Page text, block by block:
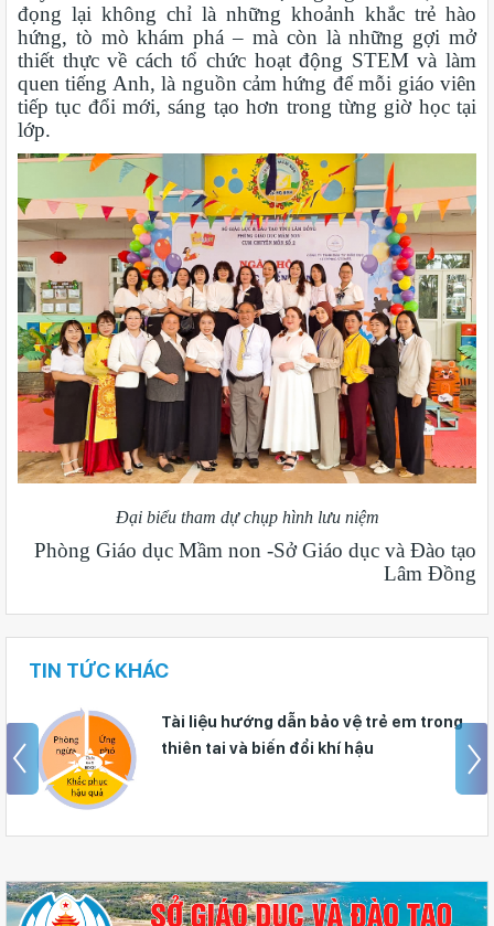
đọng lại không chỉ là những khoảnh khắc trẻ hào
hứng, tò mò khám phá – mà còn là những gợi mở
thiết thực về cách tổ chức hoạt động STEM và làm
quen tiếng Anh, là nguồn cảm hứng để mỗi giáo viên
tiếp tục đổi mới, sáng tạo hơn trong từng giờ học tại
lớp.
Đại biểu tham dự chụp hình lưu niệm
Phòng Giáo dục Mầm non -Sở Giáo dục và Đào tạo
Lâm Đồng
TIN TỨC KHÁC
Tài liệu hướng dẫn bảo vệ trẻ em trong
thiên tai và biến đổi khí hậu